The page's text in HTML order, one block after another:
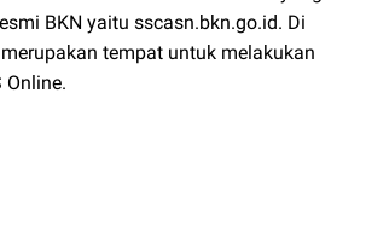
BKN yaitu sscasn.bkn.go.id. Di
tempat untuk melakukan
Online.